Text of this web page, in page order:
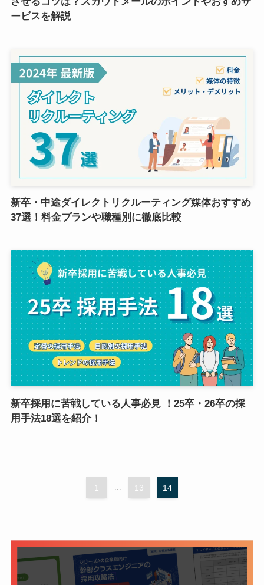
ービスを解説
新卒・中途ダイレクトリクルーティング媒体おすすめ
37選！料金プランや職種別に徹底比較
新卒採用に苦戦している人事必見 ！25卒・26卒の採
用手法18選を紹介！
1 ... 13 14